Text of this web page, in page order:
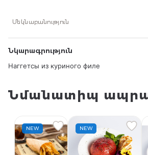
Մեկնաբանություն
Նկարագրություն
Наггетсы из куриного филе
Նմանատիպ
NEW NEW